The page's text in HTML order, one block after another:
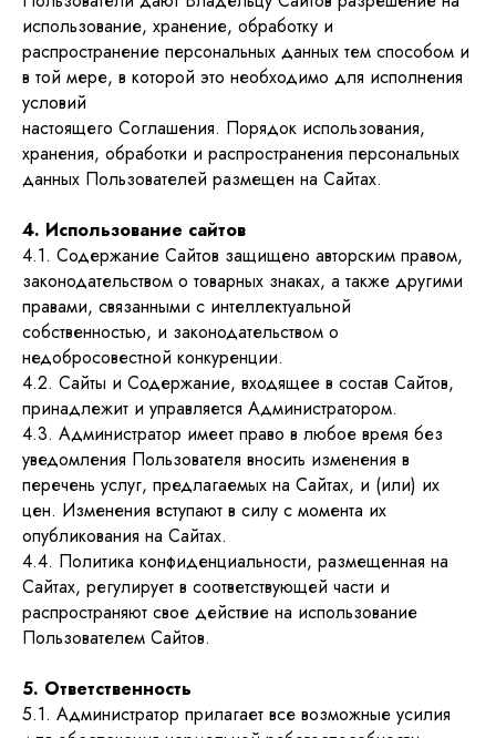
использование, хранение, обработку и
распространение персональных данных тем способом и
в той мере, в которой это необходимо для исполнения
условий
настоящего Соглашения. Порядок использования,
хранения, обработки и распространения персональных
данных Пользователей размещен на Сайтах.
4. Использование сайтов
4.1. Содержание Сайтов защищено авторским правом,
законодательством о товарных знаках, а также другими
правами, связанными с интеллектуальной
собственностью, и законодательством о
недобросовестной конкуренции.
4.2. Сайты и Содержание, входящее в состав Сайтов,
принадлежит и управляется Администратором.
4.3. Администратор имеет право в любое время без
уведомления Пользователя вносить изменения в
перечень услуг, предлагаемых на Сайтах, и (или) их
цен. Изменения вступают в силу с момента их
опубликования на Сайтах.
4.4. Политика конфиденциальности, размещенная на
Сайтах, регулирует в соответствующей части и
распространяют свое действие на использование
Пользователем Сайтов.
5. Ответственность
5.1. Администратор прилагает все возможные усилия